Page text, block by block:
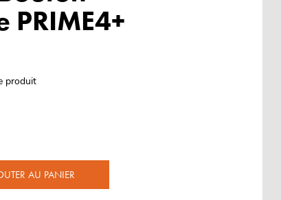
produit
AU PANIER